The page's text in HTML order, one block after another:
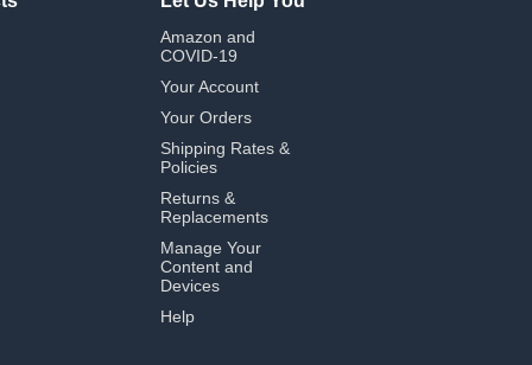
Amazon and
COVID-19
Your Account
Your Orders
Shipping Rates &
Policies
Returns &
Replacements
Manage Your
Content and
Devices
Help